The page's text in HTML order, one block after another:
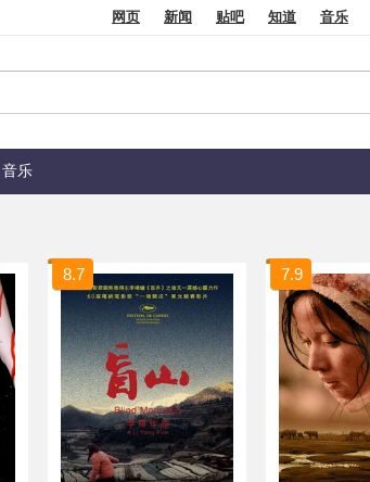
网页 新闻 贴吧 知道 音乐
音乐
8.7 7.9